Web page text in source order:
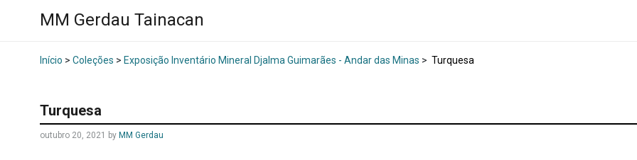
MM Gerdau Tainacan
Início > Coleções > Exposição Inventário Mineral Djalma Guimarães - Andar das Minas > Turquesa
Turquesa
outubro 20, 2021 by MM Gerdau